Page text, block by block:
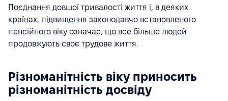
Поєднання довшої тривалості життя і, в деяких
країнах, підвищення законодавчо встановленого
пенсійного віку означає, що все більше людей
продовжують своє трудове життя.
Різноманітність віку приносить
різноманітність досвіду